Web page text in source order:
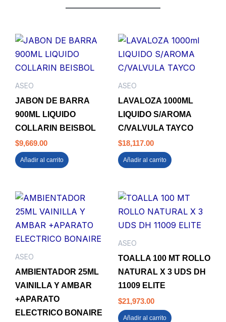
ASEO
JABON DE BARRA
900ML LIQUIDO
COLLARIN BEISBOL
$9,669.00
Añadir al carrito
ASEO
LAVALOZA 1000ML
LIQUIDO S/AROMA
C/VALVULA TAYCO
$18,117.00
Añadir al carrito
ASEO
AMBIENTADOR 25ML
VAINILLA Y AMBAR
+APARATO
ELECTRICO BONAIRE
ASEO
TOALLA 100 MT ROLLO
NATURAL X 3 UDS DH
11009 ELITE
$21,973.00
Añadir al carrito